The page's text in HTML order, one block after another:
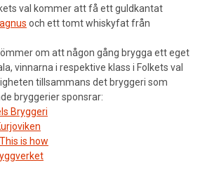
val kommer att få ett guldkantat
och ett tomt whiskyfat från
om att någon gång brygga ett eget
vinnarna i respektive klass i Folkets val
tillsammans det bryggeri som
bryggerier sponsrar:
Bryggeri
This is how